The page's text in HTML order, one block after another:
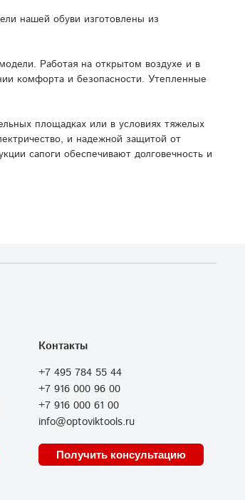
нашей обуви изготовлены из
Работая на открытом воздухе и в
комфорта и безопасности. Утепленные
площадках или в условиях тяжелых
и надежной защитой от
сапоги обеспечивают долговечность и
Контакты
+7 495 784 55 44
+7 916 000 96 00
+7 916 000 61 00
info@optoviktools.ru
Получить консультацию